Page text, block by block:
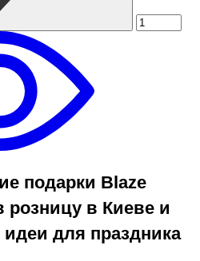
подарки Blaze
розницу в Киеве и
для праздника